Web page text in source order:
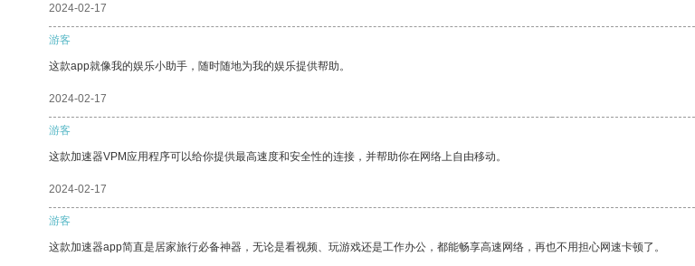
2024-02-17
游客
这款app就像我的娱乐小助手，随时随地为我的娱乐提供帮助。
2024-02-17
游客
这款加速器VPM应用程序可以给你提供最高速度和安全性的连接，并帮助你在网络上自由移动。
2024-02-17
游客
这款加速器app简直是居家旅行必备神器，无论是看视频、玩游戏还是工作办公，都能畅享高速网络，再也不用担心网速卡顿了。